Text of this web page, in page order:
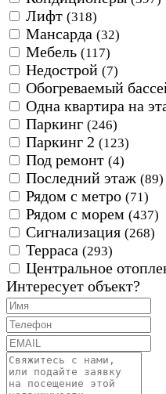
Лифт (318)
Мансарда (32)
Мебель (117)
Недострой (7)
Обогреваемый
Одна квартира на
Паркинг (246)
Паркинг 2 (123)
Под ремонт (4)
Последний этаж (89)
Рядом с метро (71)
Рядом с морем (437)
Сигнализация (268)
Терраса (293)
Центральное
Интересует объект?